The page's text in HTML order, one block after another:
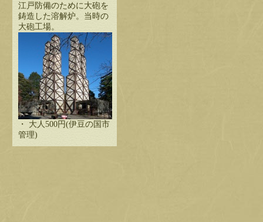
江戸防備のために大砲を
鋳造した溶解炉。当時の
大砲工場。
・ 大人500円(伊豆の国市
管理)